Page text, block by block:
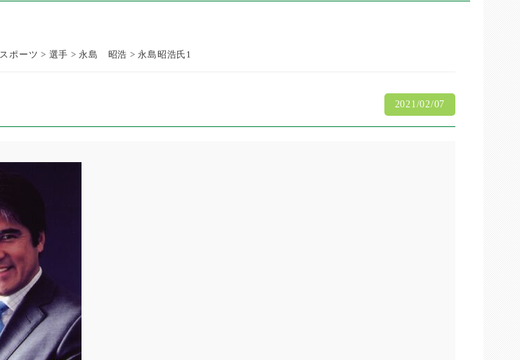
スポーツ > 選手 >永島 昭浩 >永島昭浩氏1
2021/02/07